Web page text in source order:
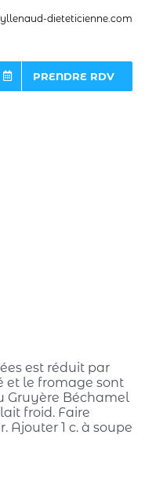
dieteticienne.com
PRENDRE RDV
est réduit par
et le fromage sont
Gruyère Béchamel
froid. Faire
Ajouter 1 c. à soupe